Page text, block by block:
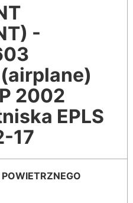
-
2002
EPLS
17